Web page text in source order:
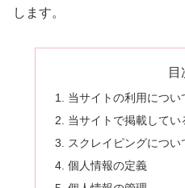
します。
目
当サイトの利用につい
当サイトで掲載して
スクレイピングについ
個人情報の定義